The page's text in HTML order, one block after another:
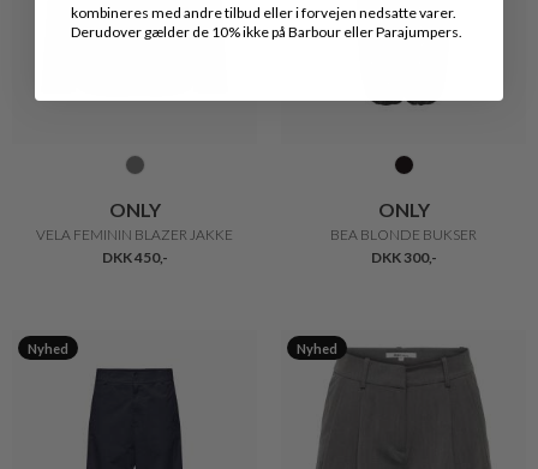
ONLY
VELA FEMININ BLAZER JAKKE
DKK 450,-
ONLY
BEA BLONDE BUKSER
DKK 300,-
Nyhed Nyhed
kombineres med andre tilbud eller i forvejen nedsatte varer.
Derudover gælder de 10% ikke på Barbour eller Parajumpers.